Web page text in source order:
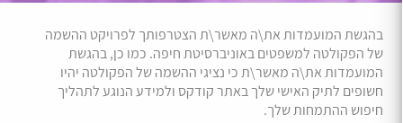
בהגשת המועמדות את\ה מאשר\ת הצטרפותך לפרויקט ההשמה
של הפקולטה למשפטים באוניברסיטת חיפה. כמו כן, בהגשת
המועמדות את\ה מאשר\ת כי נציגי ההשמה של הפקולטה יהיו
חשופים לתיק האישי שלך באתר קודקס ולמידע הנוגע לתהליך
חיפוש ההתמחות שלך.